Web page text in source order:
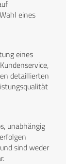
eines
eines
detaillierten
unabhängig
sind weder